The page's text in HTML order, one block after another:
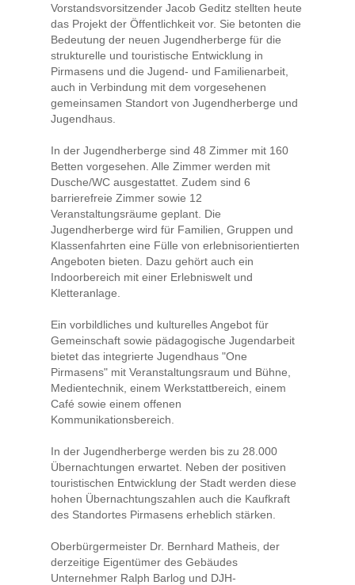
Vorstandsvorsitzender Jacob Geditz stellten heute
das Projekt der Öffentlichkeit vor. Sie betonten die
Bedeutung der neuen Jugendherberge für die
strukturelle und touristische Entwicklung in
Pirmasens und die Jugend- und Familienarbeit,
auch in Verbindung mit dem vorgesehenen
gemeinsamen Standort von Jugendherberge und
Jugendhaus.
In der Jugendherberge sind 48 Zimmer mit 160
Betten vorgesehen. Alle Zimmer werden mit
Dusche/WC ausgestattet. Zudem sind 6
barrierefreie Zimmer sowie 12
Veranstaltungsräume geplant. Die
Jugendherberge wird für Familien, Gruppen und
Klassenfahrten eine Fülle von erlebnisorientierten
Angeboten bieten. Dazu gehört auch ein
Indoorbereich mit einer Erlebniswelt und
Kletteranlage.
Ein vorbildliches und kulturelles Angebot für
Gemeinschaft sowie pädagogische Jugendarbeit
bietet das integrierte Jugendhaus "One
Pirmasens" mit Veranstaltungsraum und Bühne,
Medientechnik, einem Werkstattbereich, einem
Café sowie einem offenen
Kommunikationsbereich.
In der Jugendherberge werden bis zu 28.000
Übernachtungen erwartet. Neben der positiven
touristischen Entwicklung der Stadt werden diese
hohen Übernachtungszahlen auch die Kaufkraft
des Standortes Pirmasens erheblich stärken.
Oberbürgermeister Dr. Bernhard Matheis, der
derzeitige Eigentümer des Gebäudes
Unternehmer Ralph Barlog und DJH-